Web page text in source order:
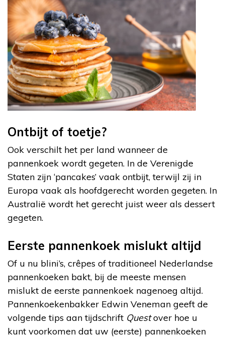
Ontbijt of toetje?
Ook verschilt het per land wanneer de
pannenkoek wordt gegeten. In de Verenigde
Staten zijn ‘pancakes’ vaak ontbijt, terwijl zij in
Europa vaak als hoofdgerecht worden gegeten. In
Australië wordt het gerecht juist weer als dessert
gegeten.
Eerste pannenkoek mislukt altijd
Of u nu blini’s, crêpes of traditioneel Nederlandse
pannenkoeken bakt, bij de meeste mensen
mislukt de eerste pannenkoek nagenoeg altijd.
Pannenkoekenbakker Edwin Veneman geeft de
volgende tips aan tijdschrift Questover hoe u
kunt voorkomen dat uw (eerste) pannenkoeken